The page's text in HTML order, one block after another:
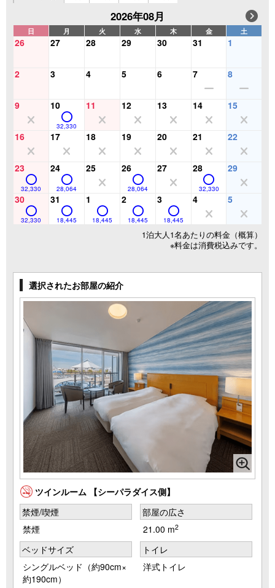
2026年08月
日 月 火 水 木 金 土
26 27 28 29 30 31 1
2 3 4 5 6 7 8
9 10
32,330
11 12 13 14 15
16 17 18 19 20 21 22
23
32,330
24
28,064
25 26
28,064
27 28
32,330
29
30
32,330
31
18,445
1
18,445
2
18,445
3
18,445
4 5
1泊大人1名あたりの料金（概算）
※料金は消費税込みです。
選択されたお部屋の紹介
ツインルーム 【シーパラダイス側】
禁煙/喫煙
禁煙
部屋の広さ
21.00 m2
ベッドサイズ
シングルベッド（約90cm×
約190cm）
トイレ
洋式トイレ